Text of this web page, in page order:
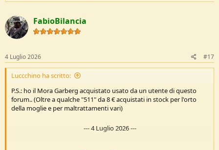
c
t
i
o
s
:
FabioBilancia
4 Luglio 2026 #17
Luccchino ha scritto:
P.S.: ho il Mora Garberg acquistato usato da un utente di questo
forum.. (Oltre a qualche "511" da 8 € acquistati in stock per l'orto
della moglie e per maltrattamenti vari)
---4 Luglio 2026---